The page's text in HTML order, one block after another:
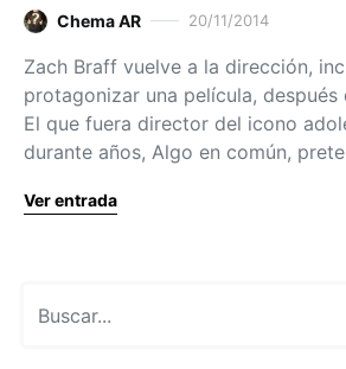
Chema AR 20/11/2014
Zach Braff vuelve a la dirección,
protagonizar una película,
El que fuera director del icono
durante años, Algo en común,
Ver entrada